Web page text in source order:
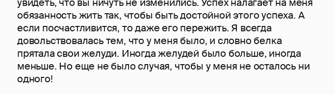
обязанность жить так, чтобы быть достойной этого успеха. А
если посчастливится, то даже его пережить. Я всегда
довольствовалась тем, что у меня было, и словно белка
прятала свои желуди. Иногда желудей было больше, иногда
меньше. Но еще не было случая, чтобы у меня не ос­талось ни
одного!